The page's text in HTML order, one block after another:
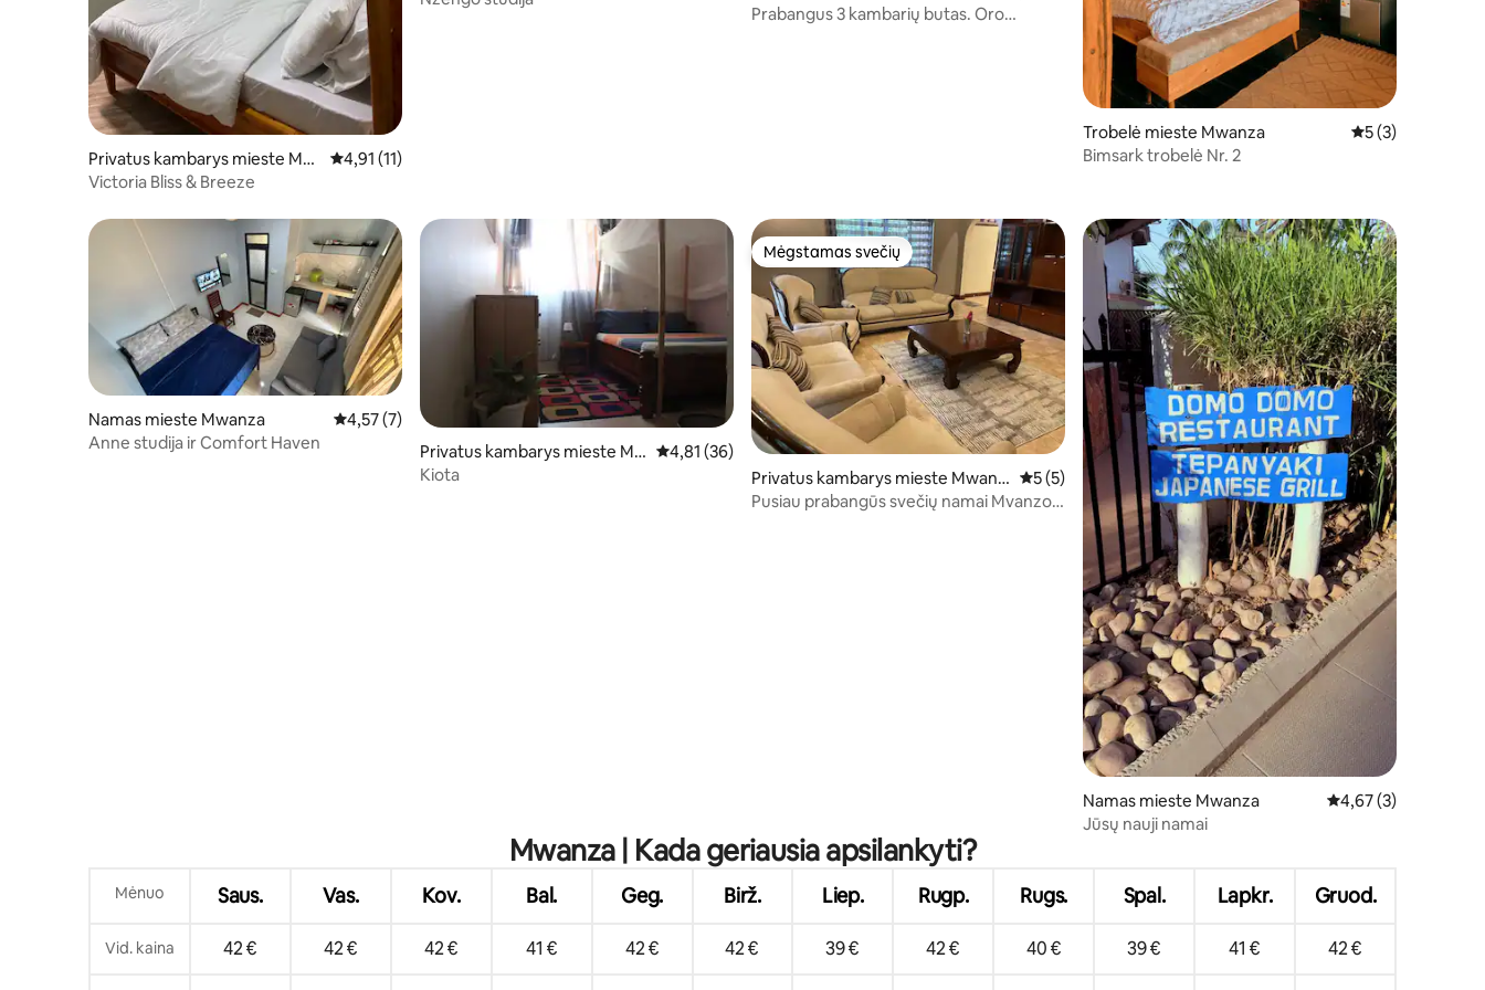
Privatus kambarys mieste Mw
anza
Vidutinis įvertinimas: 4,91 iš 5, atsiliepimų: 11
4,91 (11)
Victoria Bliss & Breeze
Prabangus 3 kambarių butas. Oro
Trobelė mieste Mwanza Vidutinis
5 (3)
Bimsark trobelė Nr. 2
Namas mieste Mwanza Vidutinis įvertinimas: 4,57 iš 5, atsiliepimų: 7
4,57 (7)
Anne studija ir Comfort Haven
Privatus kambarys mieste Mw
anza
Vidutinis įvertinimas: 4,81 iš 5, atsiliepimų: 36
4,81 (36)
Kiota
Mėgstamas svečių
Mėgstamas svečių
Privatus kambarys mieste Mwanz
a
Vidutinis įvertinimas: 5 iš 5, atsiliepimų: 5
5 (5)
Pusiau prabangūs svečių namai Mvanzos
Namas mieste Mwanza Vidutinis
4,67 (3)
Jūsų nauji namai
Mwanza | Kada geriausia apsilankyti?
Mėnuo Saus. Vas. Kov. Bal. Geg. Birž. Liep. Rugp. Rugs. Spal. Lapkr. Gruod.
Vid. kaina 42 € 42 € 42 € 41 € 42 € 42 € 39 € 42 € 40 € 39 € 41 € 42 €